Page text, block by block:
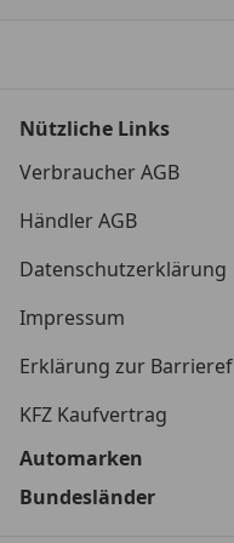
Nützliche Links
Verbraucher AGB
Händler AGB
Datenschutzerklärung
Impressum
Erklärung zur
KFZ Kaufvertrag
Automarken
Bundesländer